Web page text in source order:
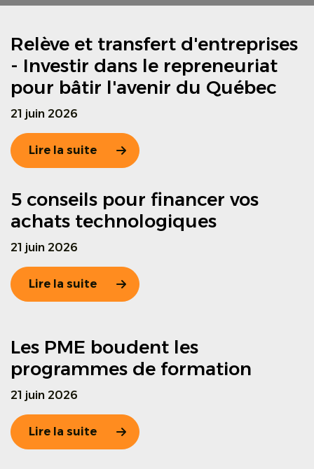
Relève et transfert d'entreprises
- Investir dans le repreneuriat
pour bâtir l'avenir du Québec
21 juin 2026
Lire la suite
5 conseils pour financer vos
achats technologiques
21 juin 2026
Lire la suite
Les PME boudent les
programmes de formation
21 juin 2026
Lire la suite